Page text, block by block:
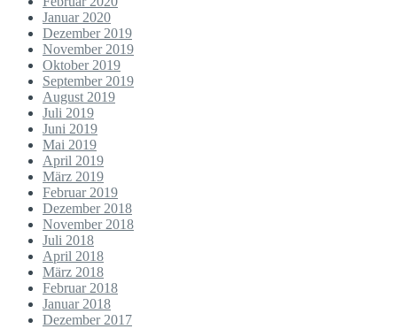
Januar 2020
Dezember 2019
November 2019
Oktober 2019
September 2019
August 2019
Juli 2019
Juni 2019
Mai 2019
April 2019
März 2019
Februar 2019
Dezember 2018
November 2018
Juli 2018
April 2018
März 2018
Februar 2018
Januar 2018
Dezember 2017